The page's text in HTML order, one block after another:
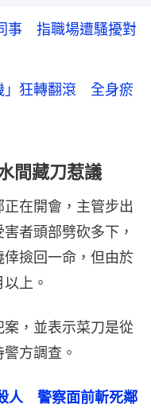
事 指職場遭騷擾對
」狂轉翻滾 全身瘀
間藏刀惹議
在開會，主管步出
者頭部劈砍多下，
撿回一命，但由於
上。
，並表示菜刀是從
方調查。
人　警察面前斬死鄰